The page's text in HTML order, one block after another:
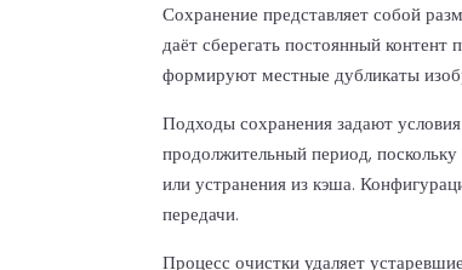
Сохранение представляет собой
даёт сберегать постоянный
формируют местные дубликаты
Подходы сохранения задают
продолжительный период,
или устранения из кэша.
передачи.
Процесс очистки удаляет